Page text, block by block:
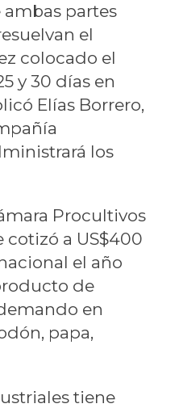
partes
el
colocado el
y 30 días en
Elías Borrero,
los
Procultivos
cotizó a US$400
el año
de
en
papa,
tiene